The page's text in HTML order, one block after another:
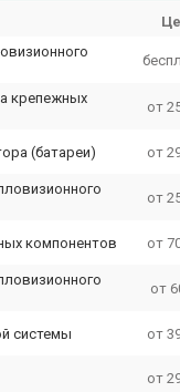
крепежных
от
(батареи) от
от
компонентов от
от
системы от
от